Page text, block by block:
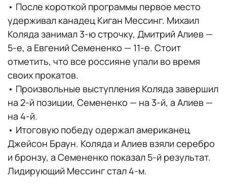
9. Елизавета Жук – Мартин Бидар (Чехия)
— 48,36
10. Дорота Брода – Педро Бетегон Мартин
(Испания) — 47,94
11. Анника Хокке – Роберт Кункель
(Германия) — 47,72
12. Ника Осипова – Дмитрий Эпштейн
(Нидерланды) — 46,29
13. Анастасия Вайпан-Лоу – Люк Дигби
• После короткой программы первое место
удерживал канадец Киган Мессинг. Михаил
Коляда занимал 3-ю строчку, Дмитрий Алиев —
5-е, а Евгений Семененко — 11-е. Стоит
отметить, что все россияне упали во время
своих прокатов.
• Произвольные выступления Коляда завершил
на 2-й позиции, Семененко — на 3-й, а Алиев —
на 4-й.
• Итоговую победу одержал американец
Джейсон Браун. Коляда и Алиев взяли серебро
и бронзу, а Семененко показал 5-й результат.
Лидирующий Мессинг стал 4-м.